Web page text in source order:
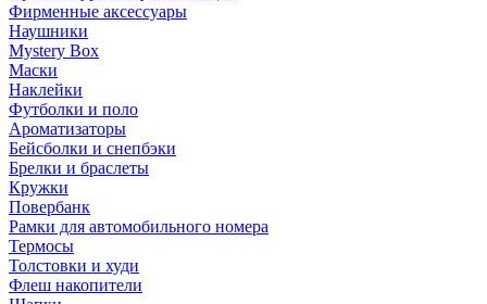
Фирменные аксессуары
Наушники
Mystery Box
Маски
Наклейки
Футболки и поло
Ароматизаторы
Бейсболки и снепбэки
Брелки и браслеты
Кружки
Повербанк
Рамки для автомобильного номера
Термосы
Толстовки и худи
Флеш накопители